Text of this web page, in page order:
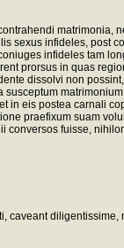
infideles, post
infideles tam
prorsus in quas
dissolvi non
eis postea carnali
praefixum suam
fuisse,